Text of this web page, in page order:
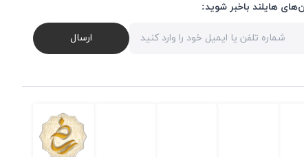
هایلند باخبر شوید:
ارسال